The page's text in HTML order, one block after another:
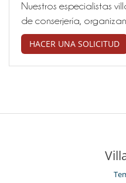
Nuestros especialistas
de conserjería,
HACER UNA SOLICITUD